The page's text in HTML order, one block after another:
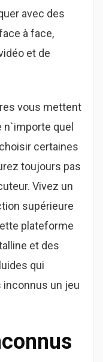
avec des
à face,
et de
vous mettent
quel
certaines
toujours pas
Vivez un
supérieure
plateforme
et des
qui
inconnus un jeu